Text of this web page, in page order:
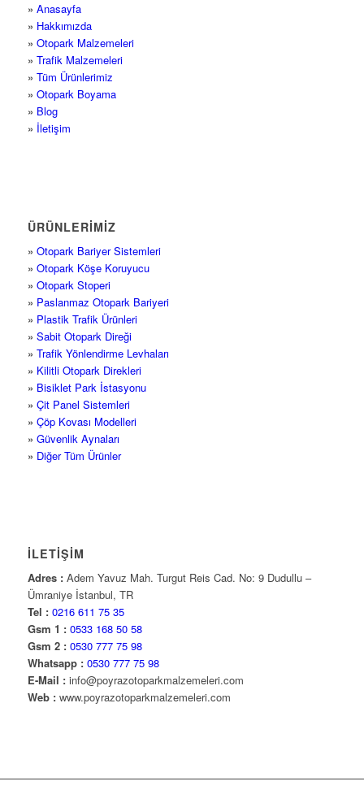
» Anasayfa
» Hakkımızda
» Otopark Malzemeleri
» Trafik Malzemeleri
» Tüm Ürünlerimiz
» Otopark Boyama
» Blog
» İletişim
ÜRÜNLERİMİZ
» Otopark Bariyer Sistemleri
» Otopark Köşe Koruyucu
» Otopark Stoperi
» Paslanmaz Otopark Bariyeri
» Plastik Trafik Ürünleri
» Sabit Otopark Direği
» Trafik Yönlendirme Levhaları
» Kilitli Otopark Direkleri
» Bisiklet Park İstasyonu
» Çit Panel Sistemleri
» Çöp Kovası Modelleri
» Güvenlik Aynaları
» Diğer Tüm Ürünler
İLETİŞİM
Adres :Adem Yavuz Mah. Turgut Reis Cad. No: 9 Dudullu –
Ümraniye İstanbul, TR
Tel : 0216 611 75 35
Gsm 1 : 0533 168 50 58
Gsm 2 : 0530 777 75 98
Whatsapp : 0530 777 75 98
E-Mail :info@poyrazotoparkmalzemeleri.com
Web :www.poyrazotoparkmalzemeleri.com